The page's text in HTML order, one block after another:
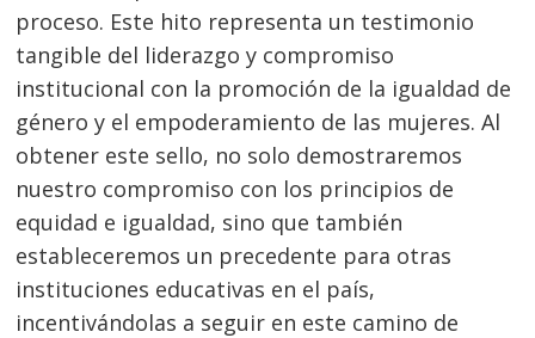
proceso. Este hito representa un testimonio
tangible del liderazgo y compromiso
institucional con la promoción de la igualdad de
género y el empoderamiento de las mujeres. Al
obtener este sello, no solo demostraremos
nuestro compromiso con los principios de
equidad e igualdad, sino que también
estableceremos un precedente para otras
instituciones educativas en el país,
incentivándolas a seguir en este camino de